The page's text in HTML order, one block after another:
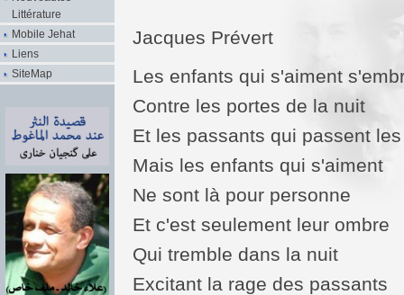
Littérature
Mobile Jehat
Liens
SiteMap
Jacques Prévert
Les enfants qui s'aiment
Contre les portes de la nuit
Et les passants qui passent
Mais les enfants qui s'aiment
Ne sont là pour personne
Et c'est seulement leur ombre
Qui tremble dans la nuit
Excitant la rage des passants